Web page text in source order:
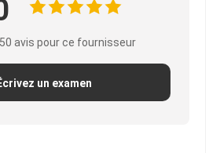
avis pour ce fournisseur
un examen